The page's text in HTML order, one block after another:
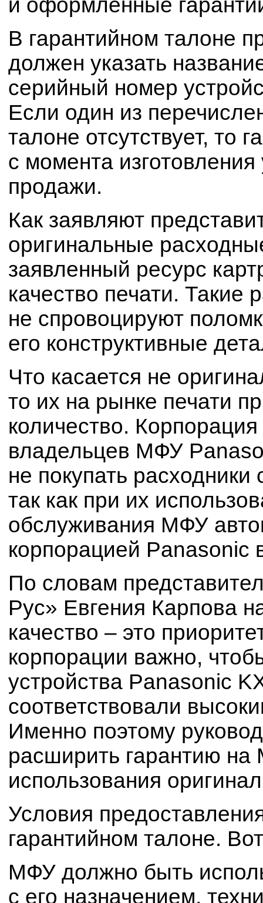
и оформленные
В гарантийном талоне
должен указать
серийный номер
Если один из
талоне отсутствует, то
с момента
продажи.
Как заявляют
оригинальные
заявленный ресурс
качество печати. Такие
не спровоцируют
его конструктивные
Что касается не
то их на рынке печати
количество.
владельцев МФУ
не покупать
так как при их
обслуживания МФУ
корпорацией Panasonic
По словам
Рус» Евгения Карпова
качество – это
корпорации важно,
устройства Panasonic
соответствовали
Именно поэтому
расширить гарантию
использования
Условия
гарантийном талоне.
МФУ должно быть
с его назначением,